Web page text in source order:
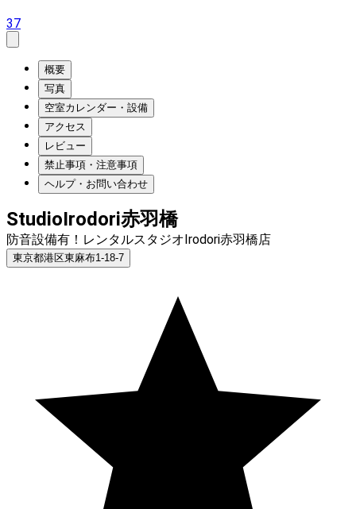
37
概要
写真
空室カレンダー・設備
アクセス
レビュー
禁止事項・注意事項
ヘルプ・お問い合わせ
StudioIrodori赤羽橋
防音設備有！レンタルスタジオIrodori赤羽橋店
東京都港区東麻布1-18-7